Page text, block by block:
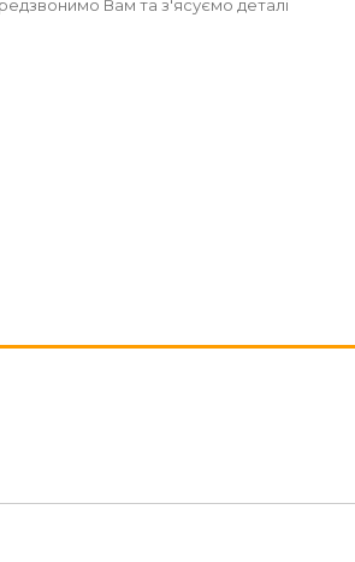
Вам та з'ясуємо деталі